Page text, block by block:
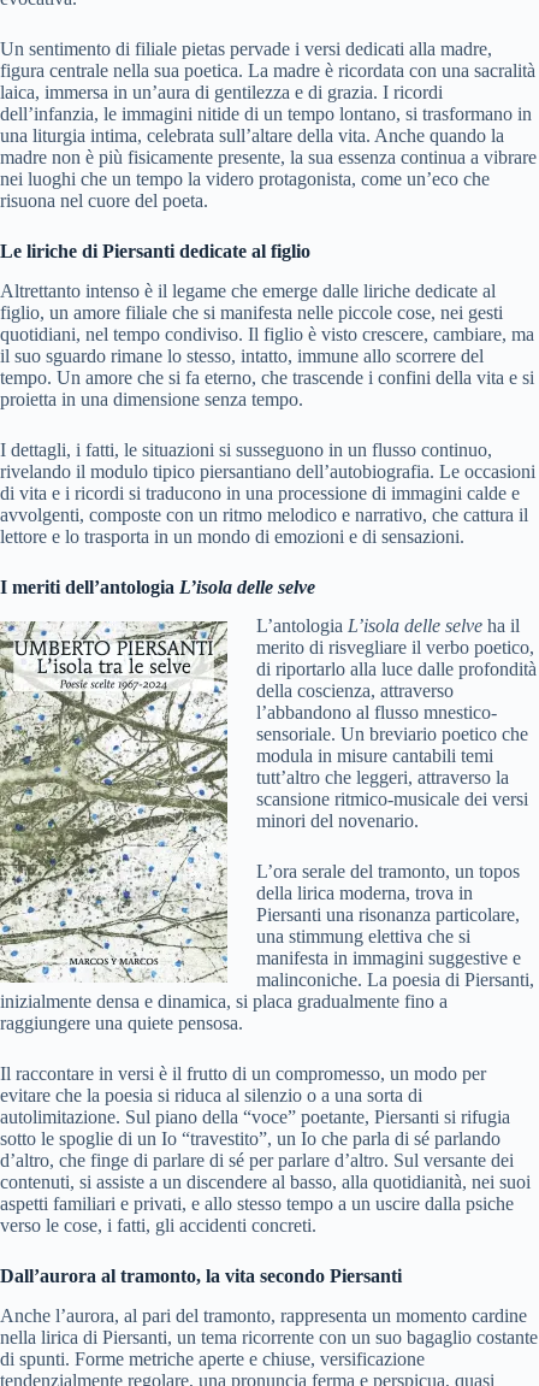
Un sentimento di filiale pietas pervade i versi dedicati alla madre,
figura centrale nella sua poetica. La madre è ricordata con una sacralità
laica, immersa in un’aura di gentilezza e di grazia. I ricordi
dell’infanzia, le immagini nitide di un tempo lontano, si trasformano in
una liturgia intima, celebrata sull’altare della vita. Anche quando la
madre non è più fisicamente presente, la sua essenza continua a vibrare
nei luoghi che un tempo la videro protagonista, come un’eco che
risuona nel cuore del poeta.
Le liriche di Piersanti dedicate al figlio
Altrettanto intenso è il legame che emerge dalle liriche dedicate al
figlio, un amore filiale che si manifesta nelle piccole cose, nei gesti
quotidiani, nel tempo condiviso. Il figlio è visto crescere, cambiare, ma
il suo sguardo rimane lo stesso, intatto, immune allo scorrere del
tempo. Un amore che si fa eterno, che trascende i confini della vita e si
proietta in una dimensione senza tempo.
I dettagli, i fatti, le situazioni si susseguono in un flusso continuo,
rivelando il modulo tipico piersantiano dell’autobiografia. Le occasioni
di vita e i ricordi si traducono in una processione di immagini calde e
avvolgenti, composte con un ritmo melodico e narrativo, che cattura il
lettore e lo trasporta in un mondo di emozioni e di sensazioni.
I meriti dell’antologia L’isola delle selve
L’antologia L’isola delle selve ha il
merito di risvegliare il verbo poetico,
di riportarlo alla luce dalle profondità
della coscienza, attraverso
l’abbandono al flusso mnestico-
sensoriale. Un breviario poetico che
modula in misure cantabili temi
tutt’altro che leggeri, attraverso la
scansione ritmico-musicale dei versi
minori del novenario.
L’ora serale del tramonto, un topos
della lirica moderna, trova in
Piersanti una risonanza particolare,
una stimmung elettiva che si
manifesta in immagini suggestive e
malinconiche. La poesia di Piersanti,
inizialmente densa e dinamica, si placa gradualmente fino a
raggiungere una quiete pensosa.
Il raccontare in versi è il frutto di un compromesso, un modo per
evitare che la poesia si riduca al silenzio o a una sorta di
autolimitazione. Sul piano della “voce” poetante, Piersanti si rifugia
sotto le spoglie di un Io “travestito”, un Io che parla di sé parlando
d’altro, che finge di parlare di sé per parlare d’altro. Sul versante dei
contenuti, si assiste a un discendere al basso, alla quotidianità, nei suoi
aspetti familiari e privati, e allo stesso tempo a un uscire dalla psiche
verso le cose, i fatti, gli accidenti concreti.
Dall’aurora al tramonto, la vita secondo Piersanti
Anche l’aurora, al pari del tramonto, rappresenta un momento cardine
nella lirica di Piersanti, un tema ricorrente con un suo bagaglio costante
di spunti. Forme metriche aperte e chiuse, versificazione
tendenzialmente regolare, una pronuncia ferma e perspicua, quasi